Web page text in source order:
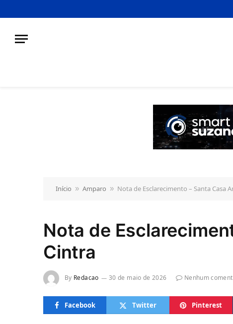
Início » Amparo » Nota de Esclarecimento – Santa Casa
Nota de
Cintra
By Redacao 30 de maio de 2026 Nenhum
Facebook Twitter Pinterest